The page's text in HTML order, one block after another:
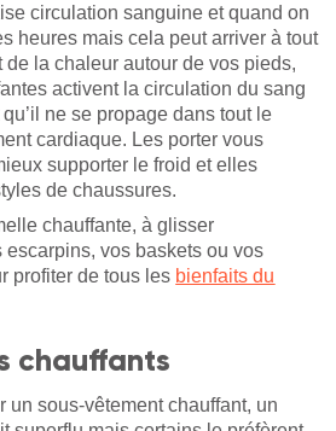
circulation sanguine et quand on
heures mais cela peut arriver à tout
de la chaleur autour de vos pieds,
activent la circulation du sang
ne se propage dans tout le
cardiaque. Les porter vous
supporter le froid et elles
de chaussures.
chauffante, à glisser
escarpins, vos baskets ou vos
profiter de tous les bienfaits du
chauffants
un sous-vêtement chauffant, un